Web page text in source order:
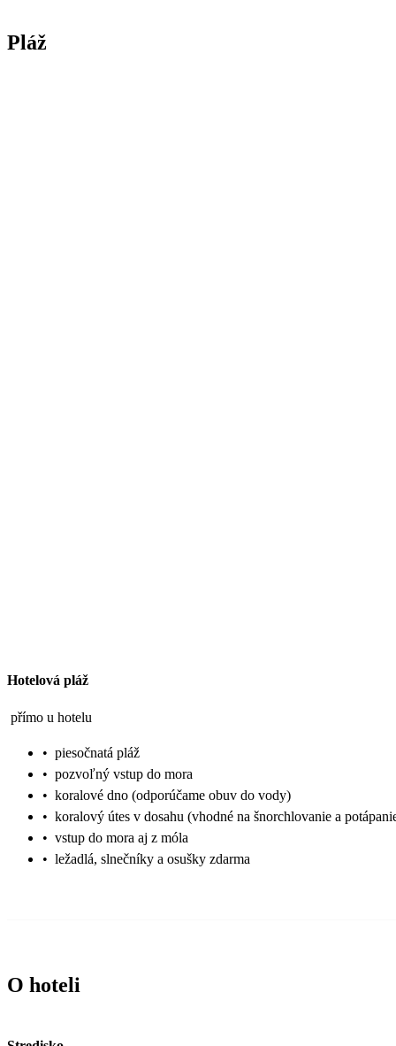
Pláž
Hotelová pláž
přímo u hotelu
• piesočnatá pláž
• pozvoľný vstup do mora
• koralové dno (odporúčame obuv do vody)
• koralový útes v dosahu (vhodné na šnorchlovanie a
• vstup do mora aj z móla
• ležadlá, slnečníky a osušky zdarma
O hoteli